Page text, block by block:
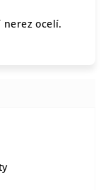
ocelí.